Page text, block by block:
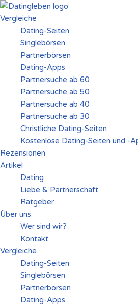
Zum
Inhalt
springen
Vergleiche
Dating-Seiten
Singlebörsen
Partnerbörsen
Dating-Apps
Partnersuche ab 60
Partnersuche ab 50
Partnersuche ab 40
Partnersuche ab 30
Christliche Dating-Seiten
Kostenlose Dating-Seiten und -
Rezensionen
Artikel
Dating
Liebe & Partnerschaft
Ratgeber
Über uns
Wer sind wir?
Kontakt
Vergleiche
Dating-Seiten
Singlebörsen
Partnerbörsen
Dating-Apps